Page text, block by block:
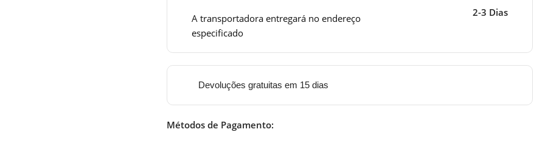
A transportadora entregará no endereço
especificado
2-3 Dias
Devoluções gratuitas em 15 dias
Métodos de Pagamento: